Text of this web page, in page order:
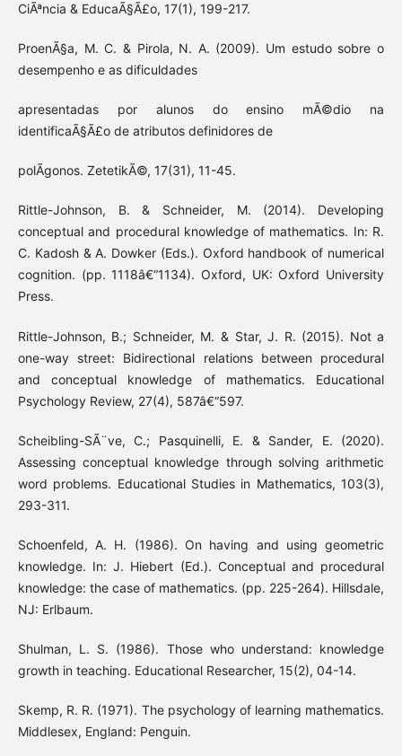
CiÃªncia & EducaÃ§Ã£o, 17(1), 199-217.
ProenÃ§a, M. C. & Pirola, N. A. (2009). Um estudo sobre o
desempenho e as dificuldades
apresentadas por alunos do ensino mÃ©dio na
identificaÃ§Ã£o de atributos definidores de
polÃ­gonos. ZetetikÃ©, 17(31), 11-45.
Rittle-Johnson, B. & Schneider, M. (2014). Developing
conceptual and procedural knowledge of mathematics. In: R.
C. Kadosh & A. Dowker (Eds.). Oxford handbook of numerical
cognition. (pp. 1118â€“1134). Oxford, UK: Oxford University
Press.
Rittle-Johnson, B.; Schneider, M. & Star, J. R. (2015). Not a
one-way street: Bidirectional relations between procedural
and conceptual knowledge of mathematics. Educational
Psychology Review, 27(4), 587â€“597.
Scheibling-SÃ¨ve, C.; Pasquinelli, E. & Sander, E. (2020).
Assessing conceptual knowledge through solving arithmetic
word problems. Educational Studies in Mathematics, 103(3),
293-311.
Schoenfeld, A. H. (1986). On having and using geometric
knowledge. In: J. Hiebert (Ed.). Conceptual and procedural
knowledge: the case of mathematics. (pp. 225-264). Hillsdale,
NJ: Erlbaum.
Shulman, L. S. (1986). Those who understand: knowledge
growth in teaching. Educational Researcher, 15(2), 04-14.
Skemp, R. R. (1971). The psychology of learning mathematics.
Middlesex, England: Penguin.